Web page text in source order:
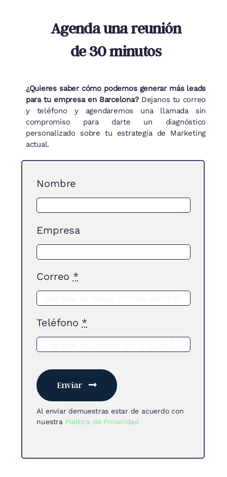
Agenda una reunión
de 30 minutos
¿Quieres saber cómo podemos generar más leads
para tu empresa en Barcelona?Dejanos tu correo
y teléfono y agendaremos una llamada sin
compromiso para darte un diagnóstico
personalizado sobre tu estrategia de Marketing
actual.
Nombre
Empresa
Correo *
Teléfono *
Enviar
Al enviar demuestras estar de acuerdo con
nuestra Política de Privacidad